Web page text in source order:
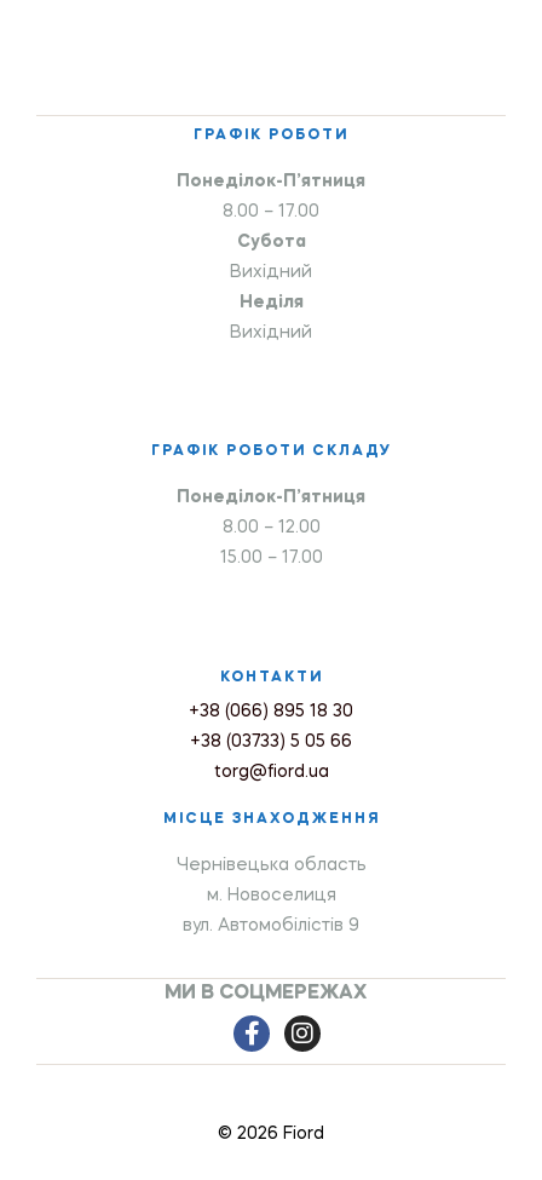
ГРАФІК РОБОТИ
Понеділок-П’ятниця
8.00 – 17.00
Субота
Вихідний
Неділя
Вихідний
ГРАФІК РОБОТИ СКЛАДУ
Понеділок-П’ятниця
8.00 – 12.00
15.00 – 17.00
КОНТАКТИ
+38 (066) 895 18 30
+38 (03733) 5 05 66
torg@fiord.ua
МІСЦЕ ЗНАХОДЖЕННЯ
Чернівецька область
м. Новоселиця
вул. Автомобілістів 9
МИ В СОЦМЕРЕЖАХ
© 2026 Fiord